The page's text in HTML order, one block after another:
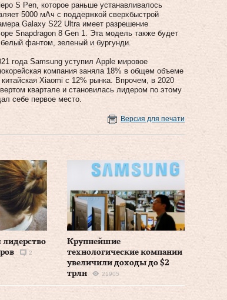
S Pen, которое раньше устанавливалось
5000 мАч с поддержкой сверхбыстрой
Galaxy S22 Ultra имеет разрешение
Snapdragon 8 Gen 1. Эта модель также будет
фантом, зеленый и бургунди.
года Samsung уступил Apple мировое
компания заняла 18% в общем объеме
Xiaomi с 12% рынка. Впрочем, в 2020
квартале и становилась лидером по этому
себе первое место.
Версия для печати
лидерство
2
Крупнейшие
технологические компании
увеличили доходы до $2
трлн
21905